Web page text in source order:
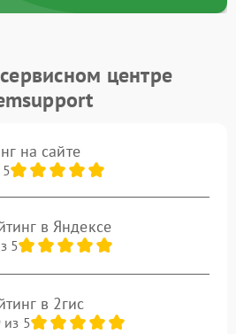
центре
на сайте
в Яндексе
5
в 2гис
из 5